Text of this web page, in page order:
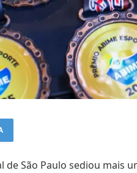
de São Paulo sediou mais